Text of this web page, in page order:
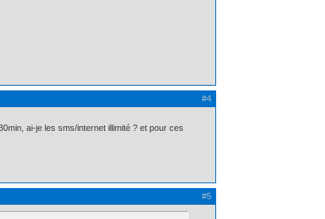
#4
ai-je les sms/internet illimité ? et pour ces
#5